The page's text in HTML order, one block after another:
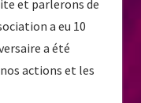
et parlerons de
a eu 10
a été
actions et les